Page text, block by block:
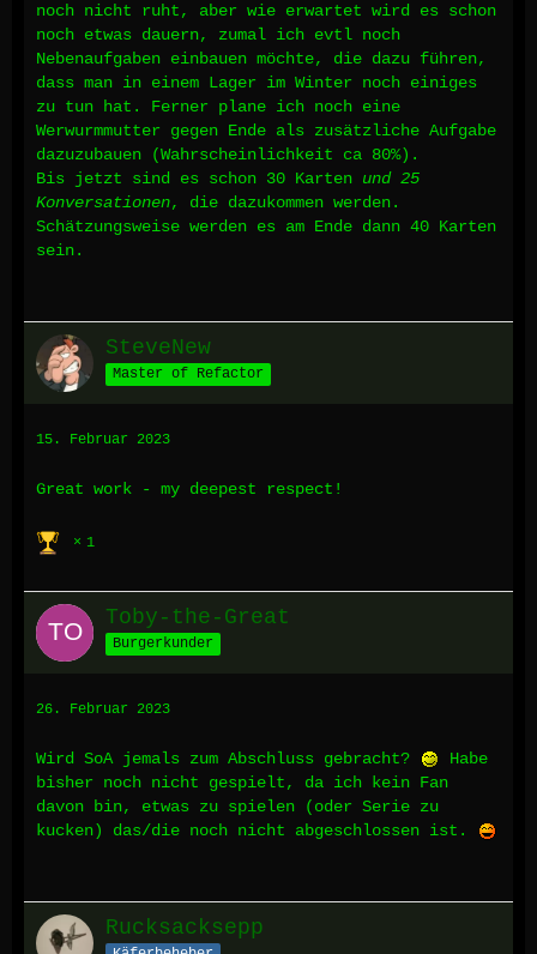
noch nicht ruht, aber wie erwartet wird es schon
noch etwas dauern, zumal ich evtl noch
Nebenaufgaben einbauen möchte, die dazu führen,
dass man in einem Lager im Winter noch einiges
zu tun hat. Ferner plane ich noch eine
Werwurmmutter gegen Ende als zusätzliche Aufgabe
dazuzubauen (Wahrscheinlichkeit ca 80%).
Bis jetzt sind es schon 30 Karten und 25
Konversationen, die dazukommen werden.
Schätzungsweise werden es am Ende dann 40 Karten
sein.
SteveNew
Master of Refactor
15. Februar 2023
Great work - my deepest respect!
1
Toby-the-Great
Burgerkunder
26. Februar 2023
Wird SoA jemals zum Abschluss gebracht?
Habe
bisher noch nicht gespielt, da ich kein Fan
davon bin, etwas zu spielen (oder Serie zu
kucken) das/die noch nicht abgeschlossen ist.
Rucksacksepp